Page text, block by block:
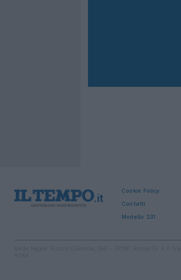
Cookie Policy
Contatti
Modello 231